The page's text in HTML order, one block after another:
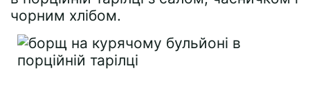
чорним хлібом.